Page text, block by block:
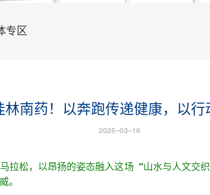
专区
林南药！以奔跑传递健康，以
2025-03-16
拉松，以昂扬的姿态融入这场“山水与人文交
。